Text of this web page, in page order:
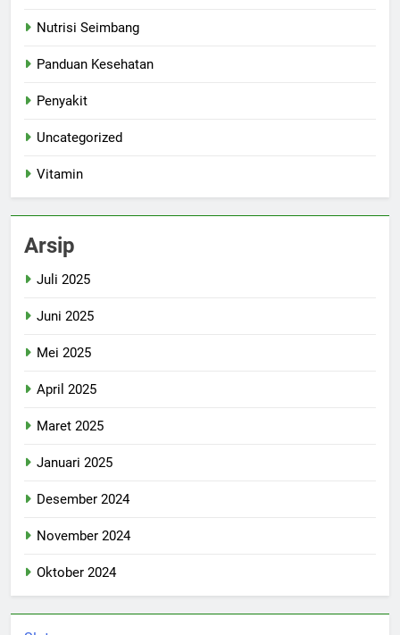
Nutrisi Seimbang
Panduan Kesehatan
Penyakit
Uncategorized
Vitamin
Arsip
Juli 2025
Juni 2025
Mei 2025
April 2025
Maret 2025
Januari 2025
Desember 2024
November 2024
Oktober 2024